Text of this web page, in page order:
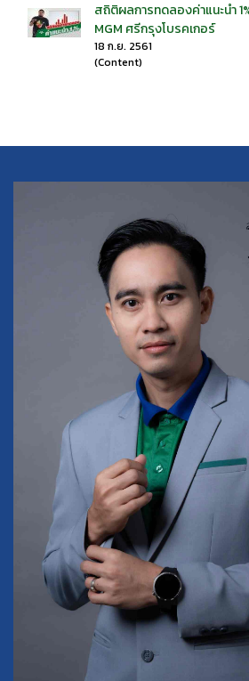
สถิติผลการทดลองค่าแนะนำ
MGM ศรีกรุงโบรคเกอร์
18 ก.ย. 2561
(Content)